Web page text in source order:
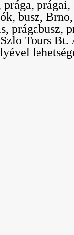
busz,
prágabusz,
Tours